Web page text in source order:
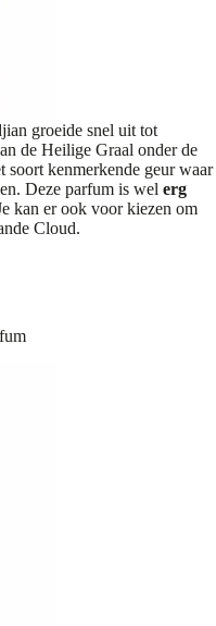
groeide snel uit tot
de Heilige Graal onder de
soort kenmerkende geur waar
Deze parfum is wel erg
kan er ook voor kiezen om
Cloud.